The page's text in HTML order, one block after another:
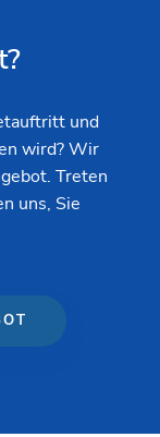
und
wird? Wir
Treten
uns, Sie